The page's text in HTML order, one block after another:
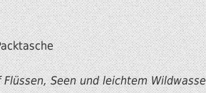
Seen und leichtem